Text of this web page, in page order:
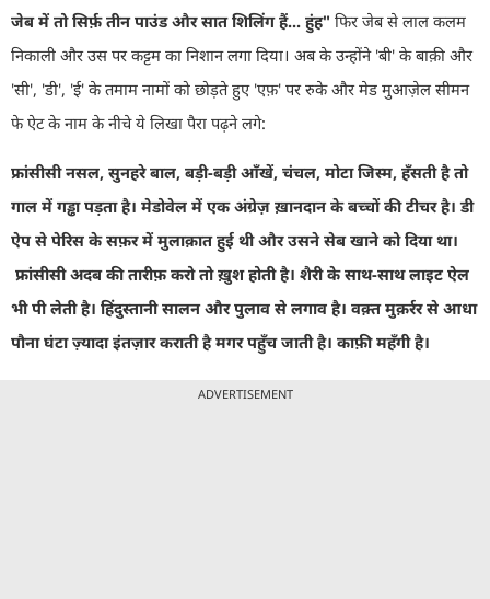
जेब में तो सिर्फ़ तीन पाउंड और सात शिलिंग हैं... हुंह" फिर जेब से लाल कलम
निकाली और उस पर कट्टम का निशान लगा दिया। अब के उन्होंने 'बी' के बाक़ी और
'सी', 'डी', 'ई' के तमाम नामों को छोड़ते हुए 'एफ़' पर रुके और मेड मुआज़ेल सीमन
फे ऐट के नाम के नीचे ये लिखा पैरा पढ़ने लगे:
फ्रांसीसी नसल, सुनहरे बाल, बड़ी-बड़ी आँखें, चंचल, मोटा जिस्म, हँसती है तो
गाल में गड्ढा पड़ता है। मेडोवेल में एक अंग्रेज़ ख़ानदान के बच्चों की टीचर है।डी
ऐप से पेरिस के सफ़र में मुलाक़ात हुई थी और उसने सेब खाने को दिया था।
फ्रांसीसी अदब की तारीफ़ करो तो ख़ुश होती है। शैरी के साथ-साथ लाइट ऐल
भी पी लेती है। हिंदुस्तानी सालन और पुलाव से लगाव है। वक़्त मुक़र्रर से आधा
पौना घंटा ज़्यादा इंतज़ार कराती है मगर पहुँच जाती है। काफ़ी महँगी है।
ADVERTISEMENT